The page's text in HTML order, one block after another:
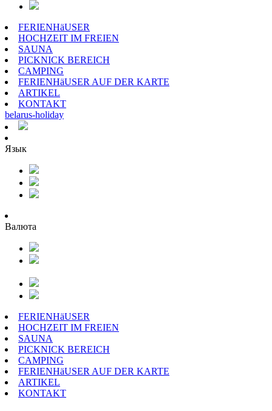
FERIENHäUSER
HOCHZEIT IM FREIEN
SAUNA
PICKNICK BEREICH
CAMPING
FERIENHäUSER AUF DER KARTE
ARTIKEL
KONTAKT
belarus-holiday
Язык
Валюта
FERIENHäUSER
HOCHZEIT IM FREIEN
SAUNA
PICKNICK BEREICH
CAMPING
FERIENHäUSER AUF DER KARTE
ARTIKEL
KONTAKT